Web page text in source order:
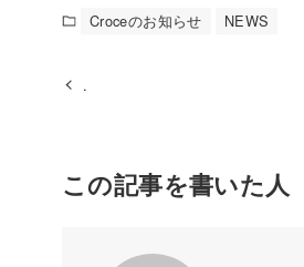
Croceのお知らせ NEWS
.
この記事を書いた人